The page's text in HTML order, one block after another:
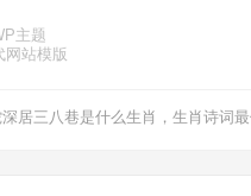
主题
网站模版
居三八巷是什么生肖，生肖诗词